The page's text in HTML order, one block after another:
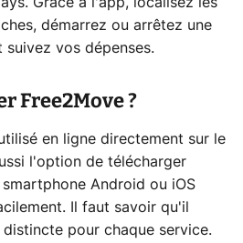
démarrez ou arrêtez une
vos dépenses.
Free2Move ?
en ligne directement sur le
l'option de télécharger
Android ou iOS
Il faut savoir qu'il
pour chaque service.